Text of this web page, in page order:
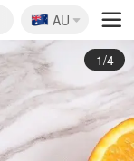
🇦🇺
AU
2/4